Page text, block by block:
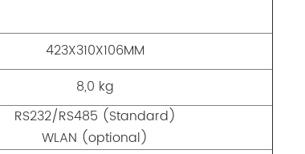
423X310X106MM
8,0 kg
RS232/RS485 (Standard)
WLAN (optional)